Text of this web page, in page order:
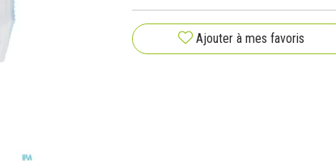
Ajouter à mes favoris